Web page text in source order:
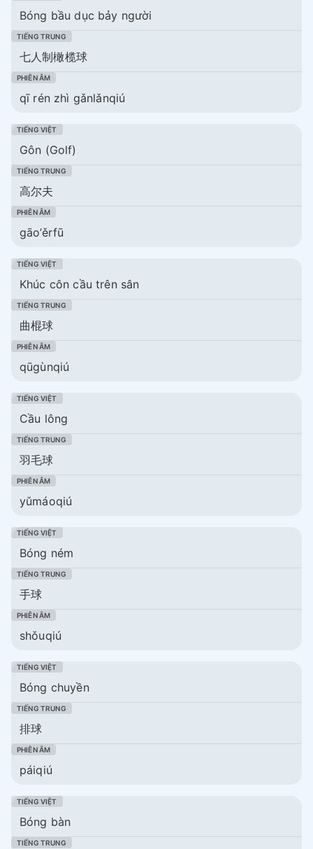
Bóng bầu dục bảy người
七人制橄榄球
qī rén zhì gǎnlǎnqiú
Gôn (Golf)
高尔夫
gāo’ěrfū
Khúc côn cầu trên sân
曲棍球
qūgùnqiú
Cầu lông
羽毛球
yǔmáoqiú
Bóng ném
手球
shǒuqiú
Bóng chuyền
排球
páiqiú
Bóng bàn